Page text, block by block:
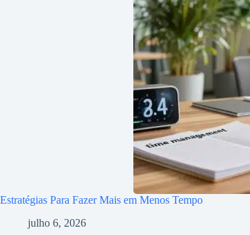
Estratégias Para Fazer Mais em Menos Tempo
julho 6, 2026